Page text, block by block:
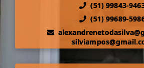
(51) 99843-
(51) 99689-